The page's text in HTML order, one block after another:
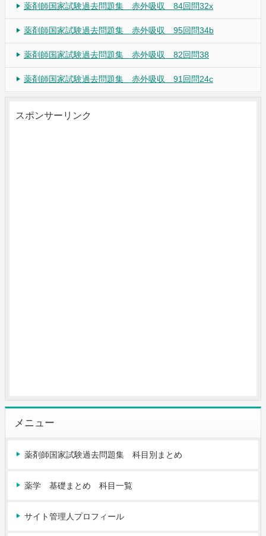
薬剤師国家試験過去問題集 赤外吸収 84回問32x
薬剤師国家試験過去問題集 赤外吸収 95回問34b
薬剤師国家試験過去問題集 赤外吸収 82回問38
薬剤師国家試験過去問題集 赤外吸収 91回問24c
スポンサーリンク
メニュー
薬剤師国家試験過去問題集 科目別まとめ
薬学 基礎まとめ 科目一覧
サイト管理人プロフィール